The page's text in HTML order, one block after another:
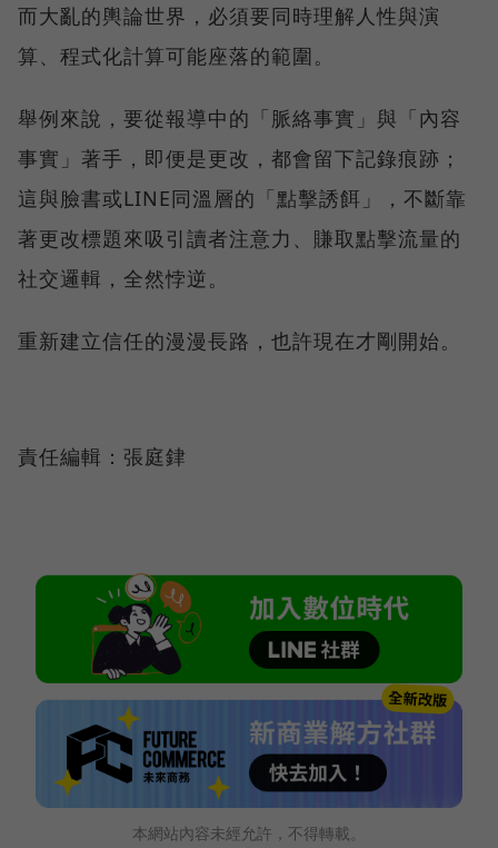
而大亂的輿論世界，必須要同時理解人性與演
算、程式化計算可能座落的範圍。
舉例來說，要從報導中的「脈絡事實」與「內容
事實」著手，即便是更改，都會留下記錄痕跡；
這與臉書或LINE同溫層的「點擊誘餌」，不斷靠
著更改標題來吸引讀者注意力、賺取點擊流量的
社交邏輯，全然悖逆。
重新建立信任的漫漫長路，也許現在才剛開始。
責任編輯：張庭銉
本網站內容未經允許，不得轉載。